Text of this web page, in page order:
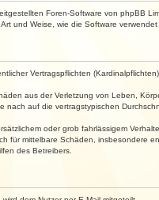
Foren-Software von phpBB
und Weise, wie die Software
Vertragspflichten
aus der Verletzung von Leben,
auf die vertragstypischen
oder grob fahrlässigem
für mittelbare Schäden, insbesondere
des Betreibers.